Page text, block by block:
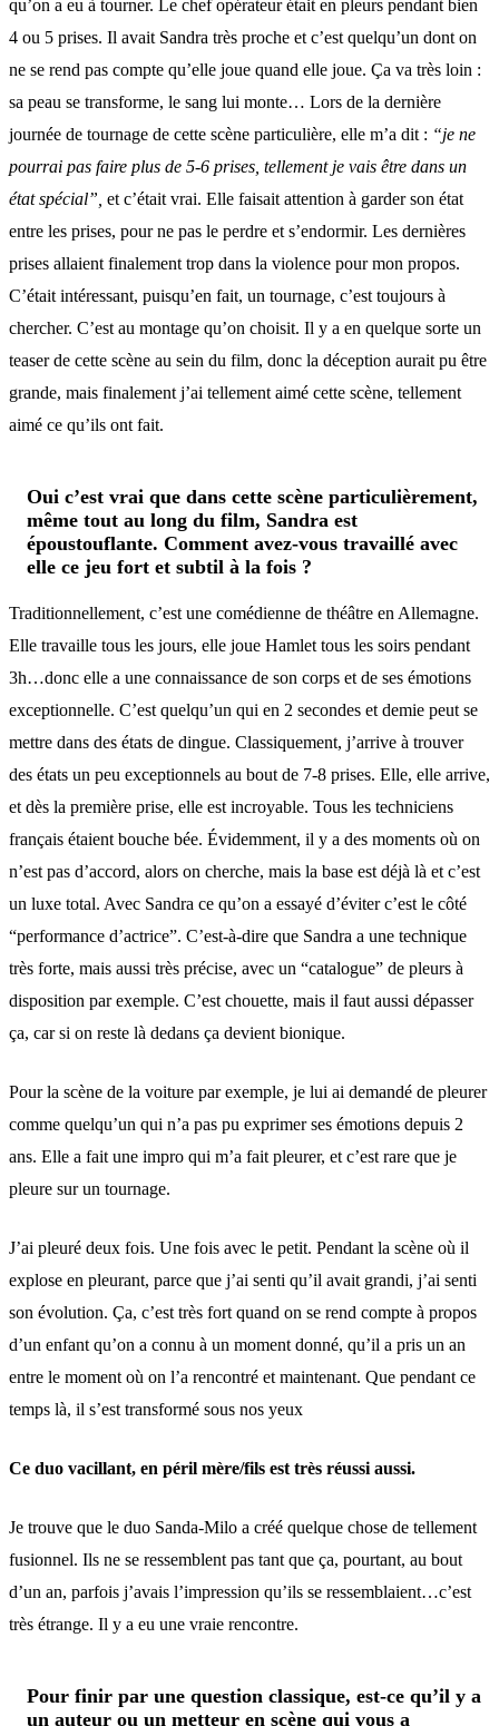
qu’on a eu à tourner. Le chef opérateur était en pleurs pendant bien
4 ou 5 prises. Il avait Sandra très proche et c’est quelqu’un dont on
ne se rend pas compte qu’elle joue quand elle joue. Ça va très loin :
sa peau se transforme, le sang lui monte… Lors de la dernière
journée de tournage de cette scène particulière, elle m’a dit : “je ne
pourrai pas faire plus de 5-6 prises, tellement je vais être dans un
état spécial”, et c’était vrai. Elle faisait attention à garder son état
entre les prises, pour ne pas le perdre et s’endormir. Les dernières
prises allaient finalement trop dans la violence pour mon propos.
C’était intéressant, puisqu’en fait, un tournage, c’est toujours à
chercher. C’est au montage qu’on choisit. Il y a en quelque sorte un
teaser de cette scène au sein du film, donc la déception aurait pu être
grande, mais finalement j’ai tellement aimé cette scène, tellement
aimé ce qu’ils ont fait.
Oui c’est vrai que dans cette scène particulièrement,
même tout au long du film, Sandra est
époustouflante. Comment avez-vous travaillé avec
elle ce jeu fort et subtil à la fois ?
Traditionnellement, c’est une comédienne de théâtre en Allemagne.
Elle travaille tous les jours, elle joue Hamlet tous les soirs pendant
3h…donc elle a une connaissance de son corps et de ses émotions
exceptionnelle. C’est quelqu’un qui en 2 secondes et demie peut se
mettre dans des états de dingue. Classiquement, j’arrive à trouver
des états un peu exceptionnels au bout de 7-8 prises. Elle, elle arrive,
et dès la première prise, elle est incroyable. Tous les techniciens
français étaient bouche bée. Évidemment, il y a des moments où on
n’est pas d’accord, alors on cherche, mais la base est déjà là et c’est
un luxe total. Avec Sandra ce qu’on a essayé d’éviter c’est le côté
“performance d’actrice”. C’est-à-dire que Sandra a une technique
très forte, mais aussi très précise, avec un “catalogue” de pleurs à
disposition par exemple. C’est chouette, mais il faut aussi dépasser
ça, car si on reste là dedans ça devient bionique.
Pour la scène de la voiture par exemple, je lui ai demandé de pleurer
comme quelqu’un qui n’a pas pu exprimer ses émotions depuis 2
ans. Elle a fait une impro qui m’a fait pleurer, et c’est rare que je
pleure sur un tournage.
J’ai pleuré deux fois. Une fois avec le petit. Pendant la scène où il
explose en pleurant, parce que j’ai senti qu’il avait grandi, j’ai senti
son évolution. Ça, c’est très fort quand on se rend compte à propos
d’un enfant qu’on a connu à un moment donné, qu’il a pris un an
entre le moment où on l’a rencontré et maintenant. Que pendant ce
temps là, il s’est transformé sous nos yeux
Ce duo vacillant, en péril mère/fils est très réussi aussi.
Je trouve que le duo Sanda-Milo a créé quelque chose de tellement
fusionnel. Ils ne se ressemblent pas tant que ça, pourtant, au bout
d’un an, parfois j’avais l’impression qu’ils se ressemblaient…c’est
très étrange. Il y a eu une vraie rencontre.
Pour finir par une question classique, est-ce qu’il y a
un auteur ou un metteur en scène qui vous a